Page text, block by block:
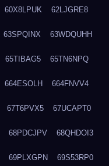
60X8LPUK 62LJGRE8
63SPQINX 63WDQUHH
65TIBAG5 65TN6NPQ
664ESOLH 664FNVV4
67T6PVX5 67UCAPT0
68PDCJPV 68QHDOI3
69PLXGPN 69S53RP0